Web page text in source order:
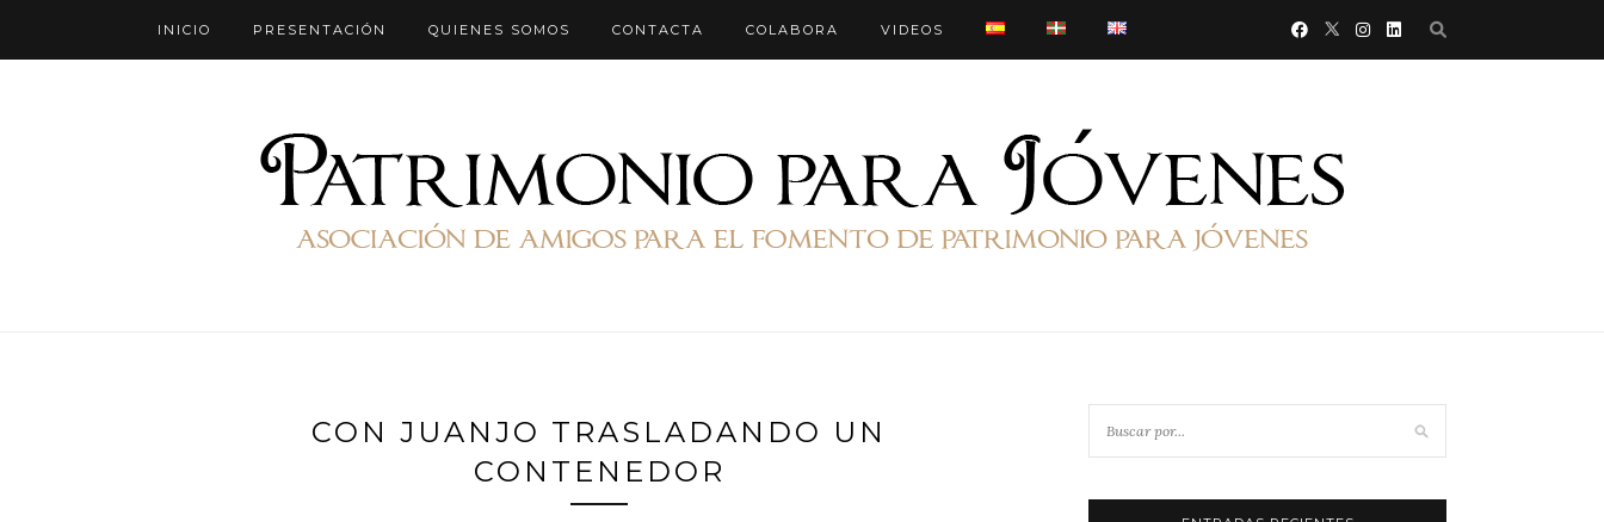
INICIO PRESENTACIÓN QUIENES SOMOS CONTACTA COLABORA VIDEOS
CON JUANJO TRASLADANDO UN
CONTENEDOR